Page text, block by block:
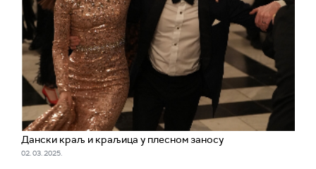
Дански краљ и краљица у плесном заносу
02. 03. 2025.